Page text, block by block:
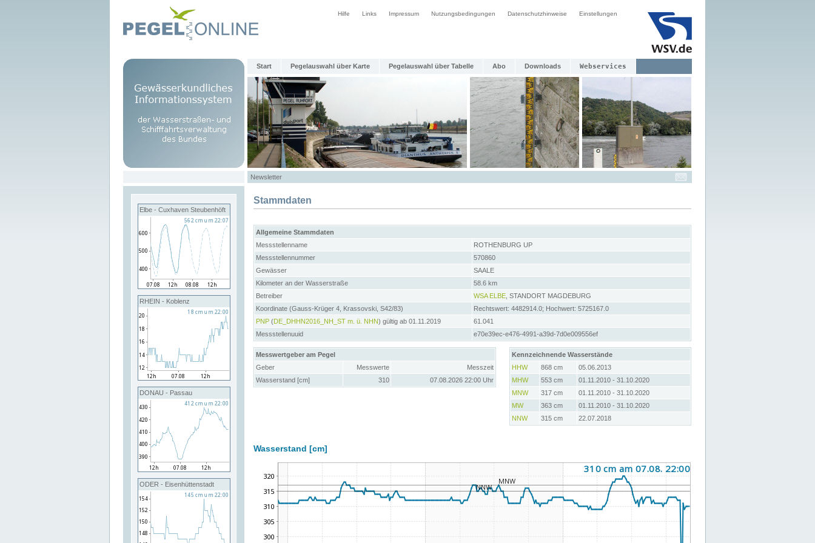
Hilfe Links Impressum Nutzungsbedingungen Datenschutzhinweise Einstellungen
Start Pegelauswahl über Karte Pegelauswahl über Tabelle Abo Downloads Webservices
Newsletter
Elbe - Cuxhaven Steubenhöft
RHEIN - Koblenz
DONAU - Passau
ODER - Eisenhüttenstadt
Stammdaten
Allgemeine Stammdaten
Messstellenname
ROTHENBURG UP
Messstellennummer
570860
Gewässer
SAALE
Kilometer an der Wasserstraße
58.6 km
Betreiber
WSA ELBE , STANDORT MAGDEBURG
Koordinate (Gauss-Krüger 4, Krassovski, S42/83)
Rechtswert: 4482914.0; Hochwert: 5725167.0
PNP (DE_DHHN2016_NH_ST m. ü. NHN) gültig ab 01.11.2019
61.041
Messstellenuuid
e70e39ec-e476-4991-a39d-7d0e009556ef
Messwertgeber am Pegel
Geber
Messwerte
Messzeit
Wasserstand [cm]
310 07.08.2026 22:00 Uhr
Kennzeichnende Wasserstände
HHW
868 cm
05.06.2013
MHW
553 cm
01.11.2010 - 31.10.2020
MNW
317 cm
01.11.2010 - 31.10.2020
MW
363 cm
01.11.2010 - 31.10.2020
NNW
315 cm 22.07.2018
Wasserstand [cm]